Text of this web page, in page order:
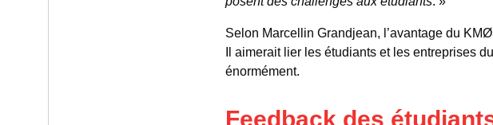
Selon Marcellin Grandjean, l’avantage du
Il aimerait lier les étudiants et les entreprises
énormément.
Feedback des